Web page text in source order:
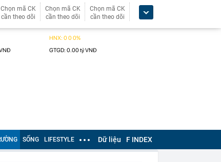
Chọn mã CK
cần theo dõi
Chọn mã CK
cần theo dõi
Chọn mã CK
cần theo dõi
SỐNG LIFESTYLE Dữ liệu F INDEX